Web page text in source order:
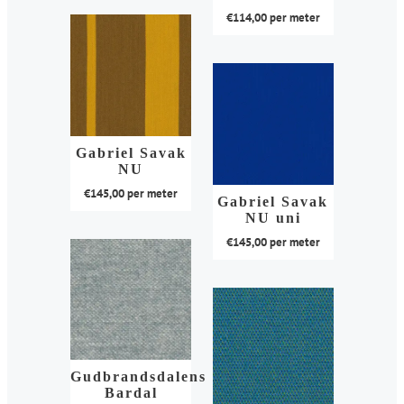
op
worden
de
optie
kan
gekozen
worden
de
productpagina
€114,00per meter
optie
kan
gekozen
worden
de
productpagina
Gabriel Savak
NU
€145,00per meter
product
heeft
meerdere
variaties.
Deze
optie
kan
gekozen
Gabriel Savak
NU uni
€145,00per meter
product
heeft
meerdere
variaties.
Deze
Gudbrandsdalens
Bardal